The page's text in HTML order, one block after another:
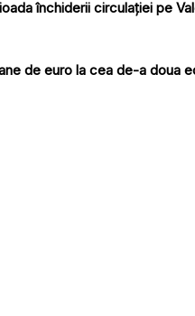
închiderii circulației pe
de euro la cea de-a doua